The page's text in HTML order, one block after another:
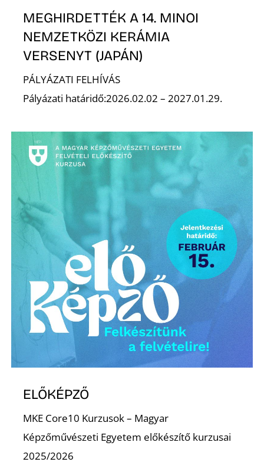
MEGHIRDETTÉK A 14. MINOI
NEMZETKÖZI KERÁMIA
VERSENYT (JAPÁN)
PÁLYÁZATI FELHÍVÁS
Pályázati határidő:2026.02.02 – 2027.01.29.
ELŐKÉPZŐ
MKE Core10 Kurzusok – Magyar
Képzőművészeti Egyetem előkészítő kurzusai
2025/2026